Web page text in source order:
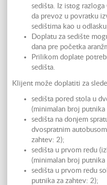
sedišta. Iz istog
da prevoz u povratku
sedištima kao u
Doplatu za sedište
dana pre početka
Prilikom doplate
sedišta.
Klijent može doplatiti za
sedišta pored stola u
(minimalan broj putnika
sedišta na donjem
dvospratnim
zahtev: 2);
sedišta u prvom redu
(minimalan broj putnika
sedišta u prvom redu
putnika za zahtev: 2);